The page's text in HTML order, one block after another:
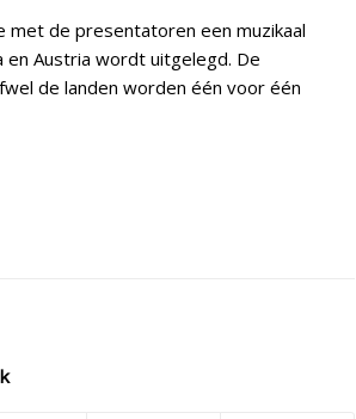
met de presentatoren een muzikaal
Austria wordt uitgelegd. De
de landen worden één voor één